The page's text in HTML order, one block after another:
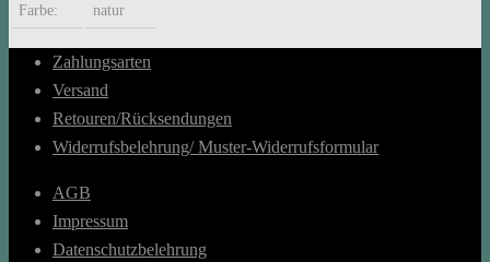
Farbe: natur
Zahlungsarten
Versand
Retouren/Rücksendungen
Widerrufsbelehrung/ Muster-Widerrufsformular
AGB
Impressum
Datenschutzbelehrung